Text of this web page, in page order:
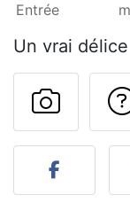
Entrée
Un vrai